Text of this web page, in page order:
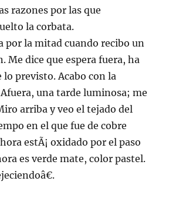
razones por las que
la corbata.
por la mitad cuando recibo un
Me dice que espera fuera, ha
lo previsto. Acabo con la
una tarde luminosa; me
arriba y veo el tejado del
en el que fue de cobre
estÃ¡ oxidado por el paso
es verde mate, color pastel.